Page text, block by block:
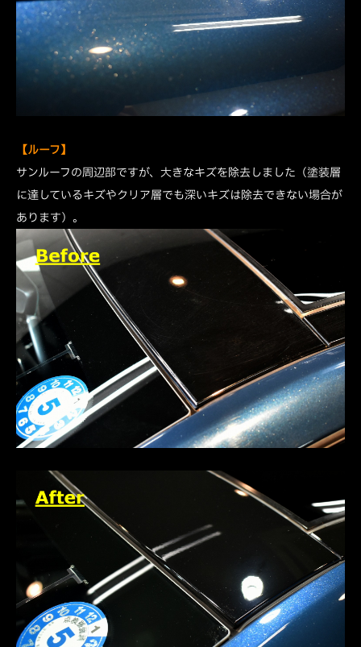
【ルーフ】
サンルーフの周辺部ですが、大きなキズを除去しました（塗装層
に達しているキズやクリア層でも深いキズは除去できない場合が
あります）。